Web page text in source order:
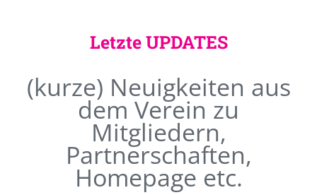
Letzte UPDATES
(kurze) Neuigkeiten aus
dem Verein zu
Mitgliedern,
Partnerschaften,
Homepage etc.